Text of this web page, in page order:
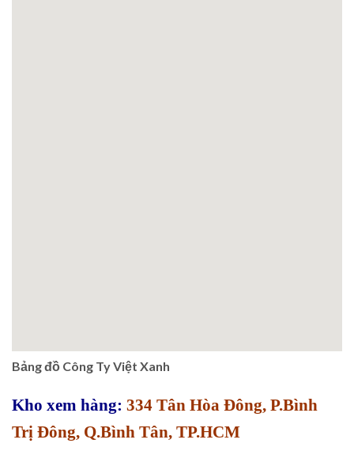
Bảng đồ Công Ty Việt Xanh
Kho xem hàng: 334 Tân Hòa Đông, P.Bình
Trị Đông, Q.Bình Tân, TP.HCM